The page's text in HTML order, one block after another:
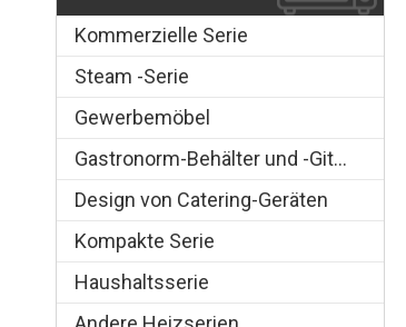
Kommerzielle Serie
Steam -Serie
Gewerbemöbel
Gastronorm-Behälter und -Gitter
Design von Catering-Geräten
Kompakte Serie
Haushaltsserie